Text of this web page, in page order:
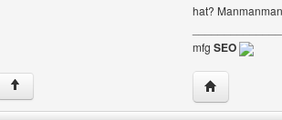
hat?
mfg SEO
↑ Website